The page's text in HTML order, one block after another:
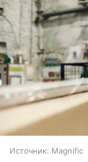
Источник: Magnific